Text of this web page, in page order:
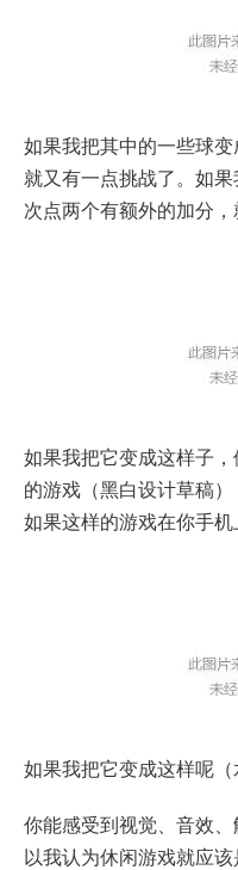
如果我把其中的一些球
就又有一点挑战了。如
次点两个有额外的加分，
如果我把它变成这样子
的游戏（黑白设计草稿）
如果这样的游戏在你手机
如果我把它变成这样呢（
你能感受到视觉、音效
以我认为休闲游戏就应